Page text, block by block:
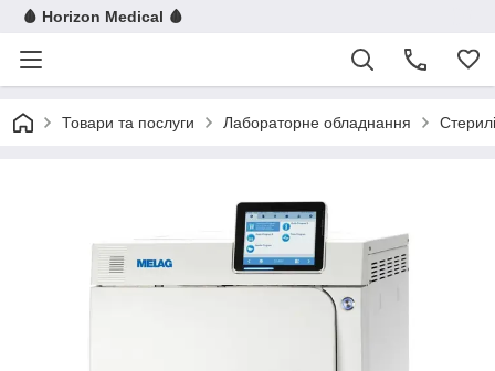
🩸 Horizon Medical 🩸
Товари та послуги Лабораторне обладнання